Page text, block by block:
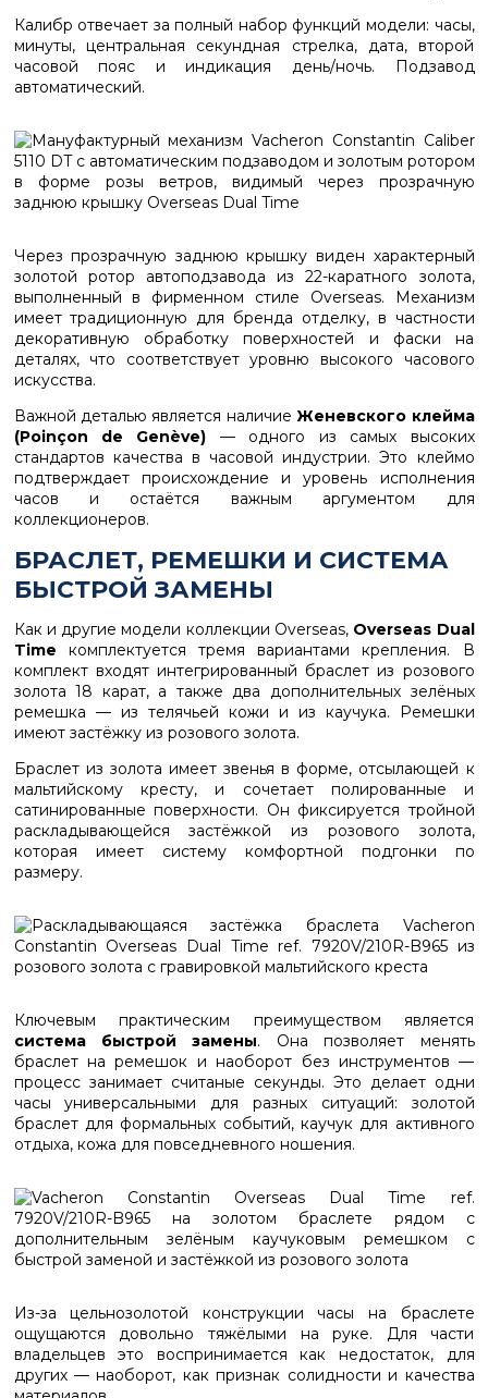
Калибр отвечает за полный набор функций модели: часы,
минуты, центральная секундная стрелка, дата, второй
часовой пояс и индикация день/ночь. Подзавод
автоматический.
Через прозрачную заднюю крышку виден характерный
золотой ротор автоподзавода из 22-каратного золота,
выполненный в фирменном стиле Overseas. Механизм
имеет традиционную для бренда отделку, в частности
декоративную обработку поверхностей и фаски на
деталях, что соответствует уровню высокого часового
искусства.
Важной деталью является наличиеЖеневского клейма
(Poinçon de Genève) — одного из самых высоких
стандартов качества в часовой индустрии. Это клеймо
подтверждает происхождение и уровень исполнения
часов и остаётся важным аргументом для
коллекционеров.
БРАСЛЕТ, РЕМЕШКИ И СИСТЕМА
БЫСТРОЙ ЗАМЕНЫ
Как и другие модели коллекции Overseas, Overseas Dual
Time комплектуется тремя вариантами крепления. В
комплект входят интегрированный браслет из розового
золота 18 карат, а также два дополнительных зелёных
ремешка — из телячьей кожи и из каучука. Ремешки
имеют застёжку из розового золота.
Браслет из золота имеет звенья в форме, отсылающей к
мальтийскому кресту, и сочетает полированные и
сатинированные поверхности. Он фиксируется тройной
раскладывающейся застёжкой из розового золота,
которая имеет систему комфортной подгонки по
размеру.
Ключевым практическим преимуществом является
система быстрой замены. Она позволяет менять
браслет на ремешок и наоборот без инструментов —
процесс занимает считаные секунды. Это делает одни
часы универсальными для разных ситуаций: золотой
браслет для формальных событий, каучук для активного
отдыха, кожа для повседневного ношения.
Из-за цельнозолотой конструкции часы на браслете
ощущаются довольно тяжёлыми на руке. Для части
владельцев это воспринимается как недостаток, для
других — наоборот, как признак солидности и качества